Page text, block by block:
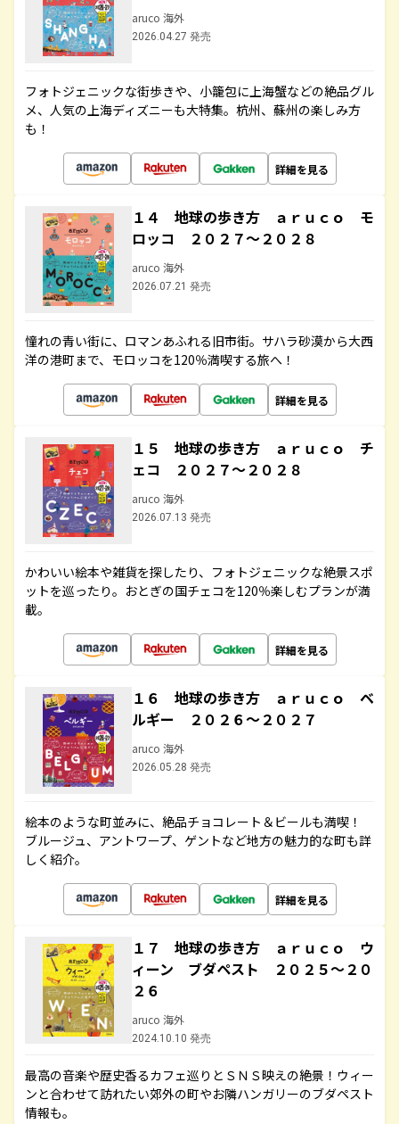
aruco 海外
2026.04.27 発売
フォトジェニックな街歩きや、小籠包に上海蟹などの絶品グル
メ、人気の上海ディズニーも大特集。杭州、蘇州の楽しみ方
も！
詳細を見る
１４ 地球の歩き方 ａｒｕｃｏ モ
ロッコ ２０２７～２０２８
aruco 海外
2026.07.21 発売
憧れの青い街に、ロマンあふれる旧市街。サハラ砂漠から大西
洋の港町まで、モロッコを120％満喫する旅へ！
詳細を見る
１５ 地球の歩き方 ａｒｕｃｏ チ
ェコ ２０２７～２０２８
aruco 海外
2026.07.13 発売
かわいい絵本や雑貨を探したり、フォトジェニックな絶景スポ
ットを巡ったり。おとぎの国チェコを120％楽しむプランが満
載。
詳細を見る
１６ 地球の歩き方 ａｒｕｃｏ ベ
ルギー ２０２６～２０２７
aruco 海外
2026.05.28 発売
絵本のような町並みに、絶品チョコレート＆ビールも満喫！
ブルージュ、アントワープ、ゲントなど地方の魅力的な町も詳
しく紹介。
詳細を見る
１７ 地球の歩き方 ａｒｕｃｏ ウ
ィーン ブダペスト ２０２５～２０
２６
aruco 海外
2024.10.10 発売
最高の音楽や歴史香るカフェ巡りとＳＮＳ映えの絶景！ウィー
ンと合わせて訪れたい郊外の町やお隣ハンガリーのブダペスト
情報も。